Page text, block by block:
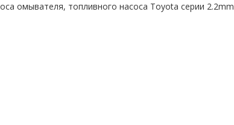
омывателя, топливного насоса Toyota серии 2.2mm